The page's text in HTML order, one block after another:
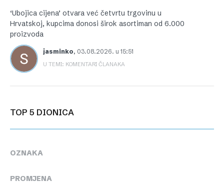
‘Ubojica cijena’ otvara već četvrtu trgovinu u
Hrvatskoj, kupcima donosi širok asortiman od 6.000
proizvoda
jasminko, 03.08.2026. u 15:51
U TEMI: KOMENTARI ČLANAKA
TOP 5 DIONICA
OZNAKA
PROMJENA